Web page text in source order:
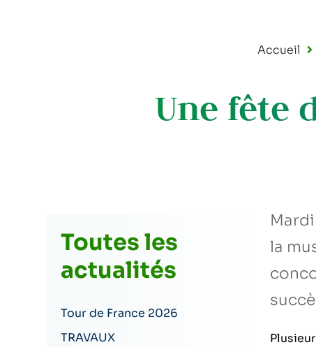
Accueil
Une fête
Toutes les
actualités
Tour de France 2026
TRAVAUX
la